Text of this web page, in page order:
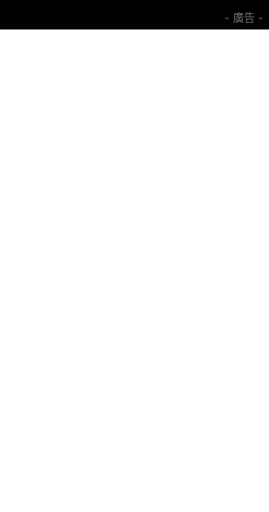
- 廣告 -